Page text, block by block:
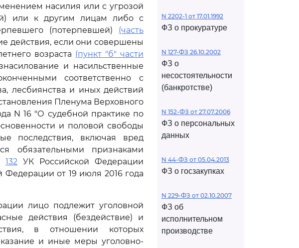
насилия или с угрозой
или к другим лицам либо с
(потерпевшей) (часть
действия, если они совершены
возраста (пункт "б" части
и насильственные
соответственно с
лесбиянства и иных действий
Пленума Верховного
N 16 "О судебной практике по
и половой свободы
последствия, включая вред
обязательными признаками
132 УК Российской Федерации
Федерации от 19 июля 2016 года
лицо подлежит уголовной
действия (бездействие) и
в отношении которых
и иные меры уголовно-
N 2202-1 от 17.01.1992
ФЗ о прокуратуре
N 127-ФЗ 26.10.2002
ФЗ о
несостоятельности
(банкротстве)
N 152-ФЗ от 27.07.2006
ФЗ о персональных
данных
N 44-ФЗ от 05.04.2013
ФЗ о госзакупках
N 229-ФЗ от 02.10.2007
ФЗ об
исполнительном
производстве